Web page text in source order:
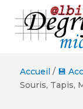
Accueil / 💾
Souris, Tapis,